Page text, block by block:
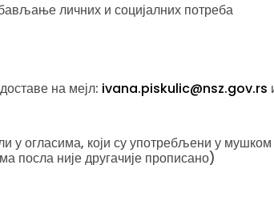
личних и социјалних потреба
на мејл: ivana.piskulic@nsz.gov.rs
огласима, који су употребљени у мушком
посла није другачије прописано)